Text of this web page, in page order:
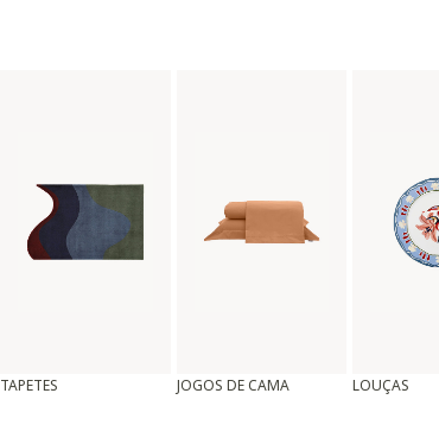
TAPETES JOGOS DE CAMA LOUÇAS